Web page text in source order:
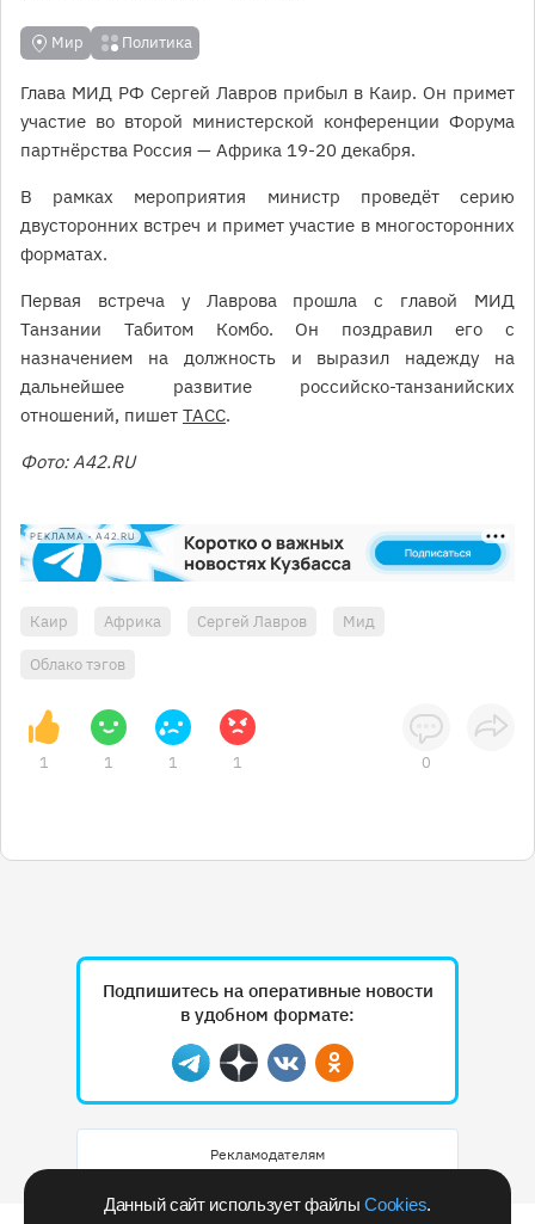
Данный сайт использует файлыCookies.
Мир Политика
Глава МИД РФ Сергей Лавров прибыл в Каир. Он примет
участие во второй министерской конференции Форума
партнёрства Россия — Африка 19-20 декабря.
В рамках мероприятия министр проведёт серию
двусторонних встреч и примет участие в многосторонних
форматах.
Первая встреча у Лаврова прошла с главой МИД
Танзании Табитом Комбо. Он поздравил его с
назначением на должность и выразил надежду на
дальнейшее развитие российско-танзанийских
отношений, пишет ТАСС.
Фото: А42.RU
РЕКЛАМА • A42.RU
Каир Африка Сергей Лавров Мид
Облако тэгов
1 1 1 1 0
Подпишитесь на оперативные новости
в удобном формате:
Telegram
ДзенВконтактеОдноклассники
Рекламодателям